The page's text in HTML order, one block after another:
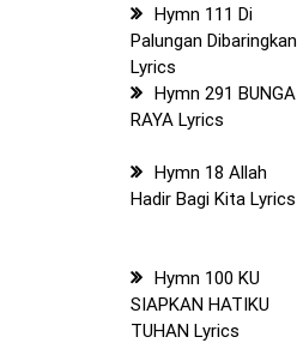
Hymn 111 Di
Palungan Dibaringkan
Lyrics
Hymn 291 BUNGA
RAYA Lyrics
Hymn 18 Allah
Hadir Bagi Kita Lyrics
Hymn 100 KU
SIAPKAN HATIKU
TUHAN Lyrics